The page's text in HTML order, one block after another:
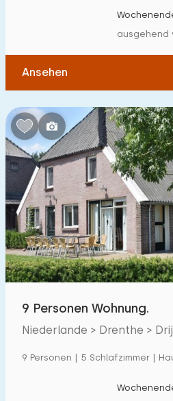
ausgehend
Ansehen
9 Personen Wohnung.
Niederlande > Drenthe >
9 Personen | 5 Schlafzimmer |